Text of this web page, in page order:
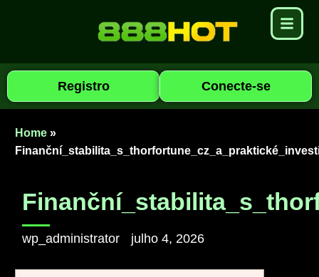
Registro Conecte-se
Home »
wp_administrator julho 4, 2026